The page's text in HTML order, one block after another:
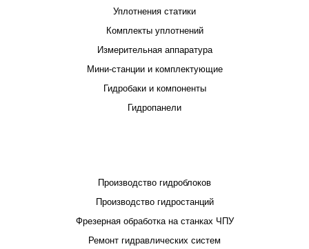
Уплотнения статики
Комплекты уплотнений
Измерительная аппаратура
Мини-станции и комплектующие
Гидробаки и компоненты
Гидропанели
Производство гидроблоков
Производство гидростанций
Фрезерная обработка на станках ЧПУ
Ремонт гидравлических систем